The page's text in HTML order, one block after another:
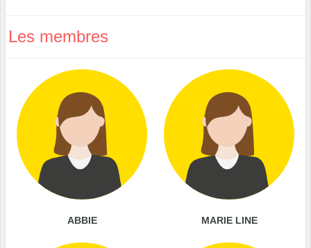
Les membres
ABBIE MARIE LINE